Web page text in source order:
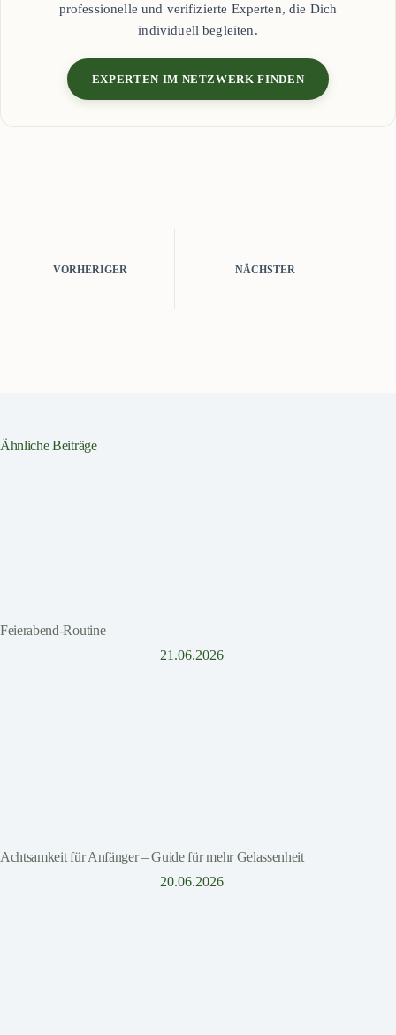
professionelle und verifizierte Experten, die Dich
individuell begleiten.
EXPERTEN IM NETZWERK FINDEN
VORHERIGER NÄCHSTER
Ähnliche Beiträge
Feierabend-Routine
21.06.2026
Achtsamkeit für Anfänger – Guide für mehr Gelassenheit
20.06.2026